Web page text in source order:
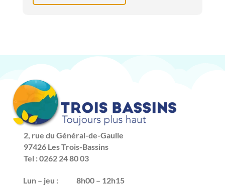
2, rue du Général-de-Gaulle
97426 Les Trois-Bassins
Tel : 0262 24 80 03
Lun – jeu :
8h00 – 12h15